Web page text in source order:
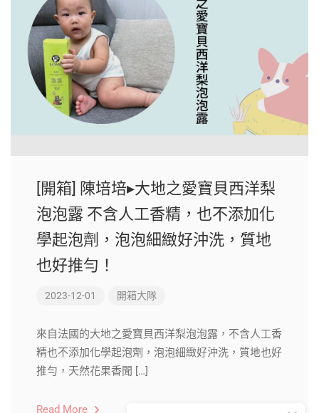
[開箱] 陳培培▸大地之愛寶貝西洋梨
泡泡露 不含人工香精，也不添加化
學起泡劑，泡泡細緻好沖洗，質地
也好推勻！
2023-12-01 開箱大隊
來自法國的大地之愛寶貝西洋梨泡泡露，不含人工香
精也不添加化學起泡劑，泡泡細緻好沖洗，質地也好
推勻，天然花果香聞 […]
Read More